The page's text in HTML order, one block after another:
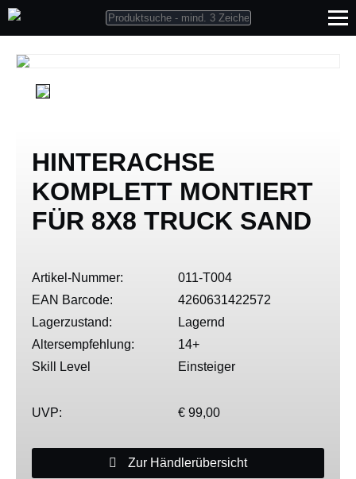
HINTERACHSE
KOMPLETT MONTIERT
FÜR 8X8 TRUCK SAND
Artikel-Nummer:
011-T004
EAN Barcode:
4260631422572
Lagerzustand:
Lagernd
Altersempfehlung:
14+
Skill Level
Einsteiger
UVP: € 99,00
Zur Händlerübersicht